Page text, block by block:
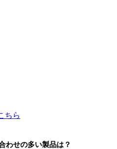
ちら
わせの多い製品は？